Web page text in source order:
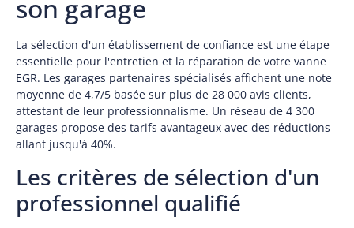
son garage
La sélection d'un établissement de confiance est une étape
essentielle pour l'entretien et la réparation de votre vanne
EGR. Les garages partenaires spécialisés affichent une note
moyenne de 4,7/5 basée sur plus de 28 000 avis clients,
attestant de leur professionnalisme. Un réseau de 4 300
garages propose des tarifs avantageux avec des réductions
allant jusqu'à 40%.
Les critères de sélection d'un
professionnel qualifié